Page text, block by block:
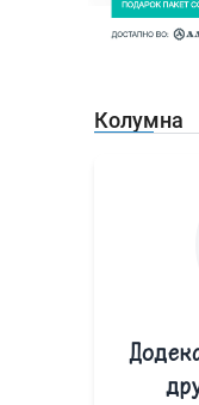
Колумна